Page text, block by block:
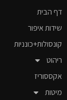
דף הבית
שידות איפור
קונסולות+כונניות
ריהוט
אקססוריז
מיטות